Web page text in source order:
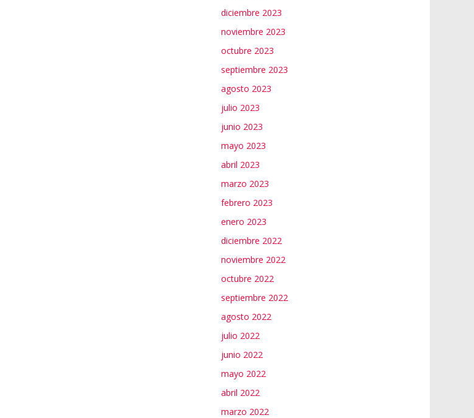
diciembre 2023
noviembre 2023
octubre 2023
septiembre 2023
agosto 2023
julio 2023
junio 2023
mayo 2023
abril 2023
marzo 2023
febrero 2023
enero 2023
diciembre 2022
noviembre 2022
octubre 2022
septiembre 2022
agosto 2022
julio 2022
junio 2022
mayo 2022
abril 2022
marzo 2022